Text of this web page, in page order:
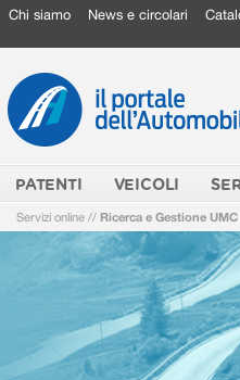
Chi siamo News e circolari
PATENTI VEICOLI
Servizi online // Ricerca e Gestione UMC